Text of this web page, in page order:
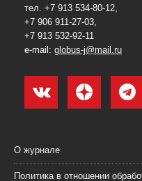
тел. +7 913 534-80-12,
+7 906 911-27-03,
+7 913 532-92-11
e-mail: globus-j@mail.ru
О журнале
Политика в отношении